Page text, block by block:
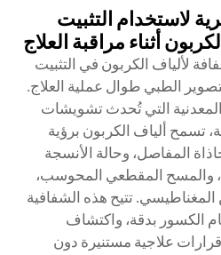
لاستخدام التثبيت
أثناء مراقبة العلاج
لألياف الكربون في التثبيت
الطبي طوال عملية العلاج.
التي تُحدث تشويشات
تسمح ألياف الكربون برؤية
المفاصل، وحالة الأنسجة
والمسح المقطعي المحوسب،
تتيح هذه الشفافية
الكسور بدقة، واكتشاف
علاجية مستنيرة دون